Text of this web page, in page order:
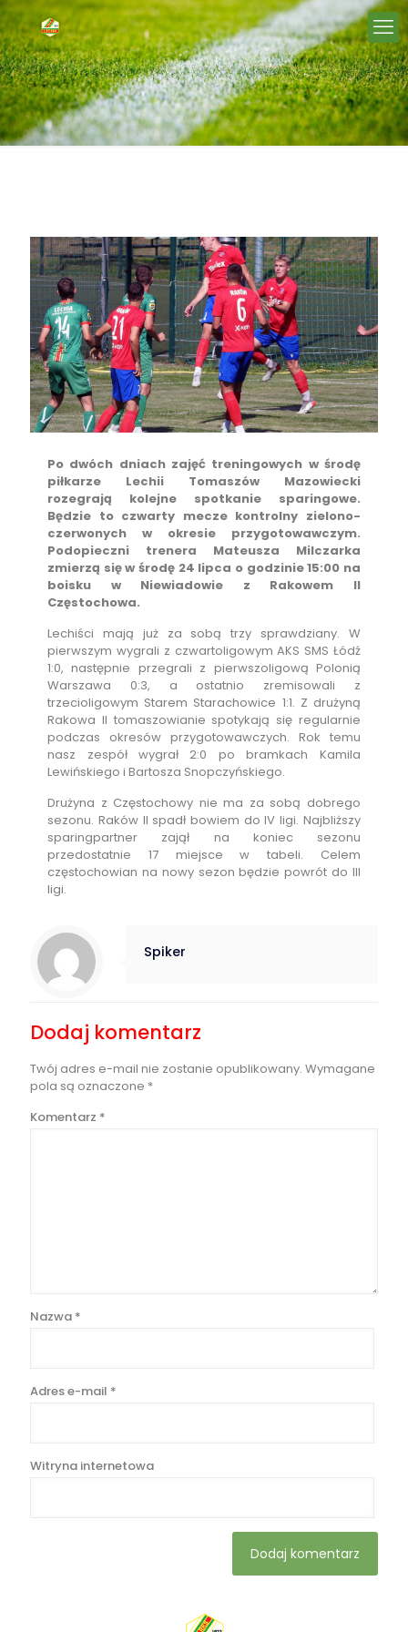
Po dwóch dniach zajęć treningowych w środę
piłkarze Lechii Tomaszów Mazowiecki
rozegrają kolejne spotkanie sparingowe.
Będzie to czwarty mecze kontrolny zielono-
czerwonych w okresie przygotowawczym.
Podopieczni trenera Mateusza Milczarka
zmierzą się w środę 24 lipca o godzinie 15:00 na
boisku w Niewiadowie z Rakowem II
Częstochowa.
Lechiści mają już za sobą trzy sprawdziany. W
pierwszym wygrali z czwartoligowym AKS SMS Łódź
1:0, następnie przegrali z pierwszoligową Polonią
Warszawa 0:3, a ostatnio zremisowali z
trzecioligowym Starem Starachowice 1:1. Z drużyną
Rakowa II tomaszowianie spotykają się regularnie
podczas okresów przygotowawczych. Rok temu
nasz zespół wygrał 2:0 po bramkach Kamila
Lewińskiego i Bartosza Snopczyńskiego.
Drużyna z Częstochowy nie ma za sobą dobrego
sezonu. Raków II spadł bowiem do IV ligi. Najbliższy
sparingpartner zajął na koniec sezonu
przedostatnie 17 miejsce w tabeli. Celem
częstochowian na nowy sezon będzie powrót do III
ligi.
Spiker
Dodaj komentarz
Twój adres e-mail nie zostanie opublikowany. Wymagane
pola są oznaczone *
Komentarz *
Nazwa *
Adres e-mail *
Witryna internetowa